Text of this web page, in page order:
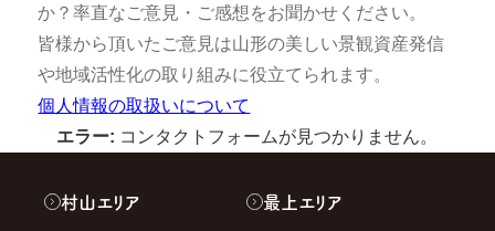
か？率直なご意見・ご感想をお聞かせください。
皆様から頂いたご意見は山形の美しい景観資産発信
や地域活性化の取り組みに役立てられます。
個人情報の取扱いについて
エラー: コンタクトフォームが見つかりません。
村山エリア 最上エリア